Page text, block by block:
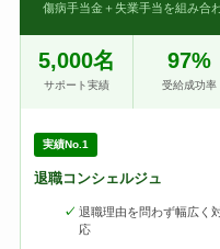
傷病手当金＋失業手当を組み合
5,000名
サポート実績
97%
受給成功率
実績No.1
退職コンシェルジュ
退職理由を問わず幅広く
応